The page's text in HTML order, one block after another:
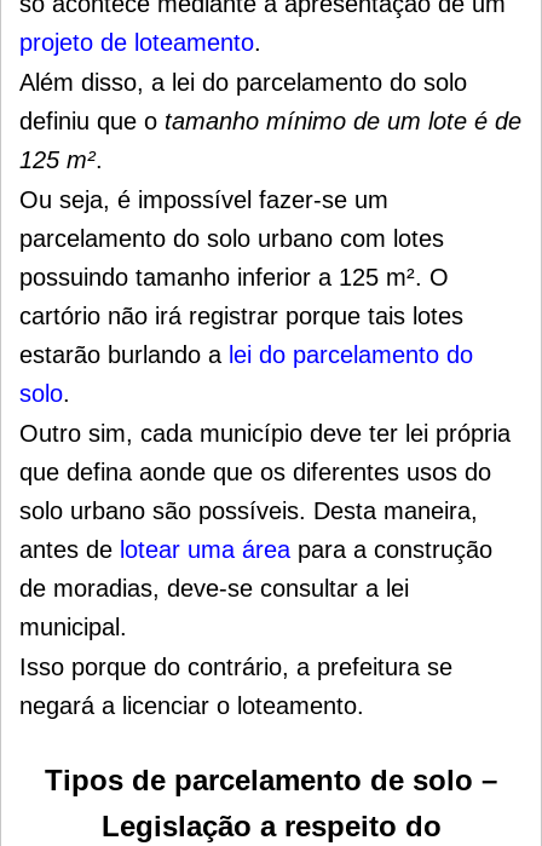
projeto de loteamento.
Além disso, a lei do parcelamento do solo
definiu que o tamanho mínimo de um lote é de
125 m².
Ou seja, é impossível fazer-se um
parcelamento do solo urbano com lotes
possuindo tamanho inferior a 125 m². O
cartório não irá registrar porque tais lotes
estarão burlando a lei do parcelamento do
solo.
Outro sim, cada município deve ter lei própria
que defina aonde que os diferentes usos do
solo urbano são possíveis. Desta maneira,
antes de lotear uma área para a construção
de moradias, deve-se consultar a lei
municipal.
Isso porque do contrário, a prefeitura se
negará a licenciar o loteamento.
Tipos de parcelamento de solo –
Legislação a respeito do